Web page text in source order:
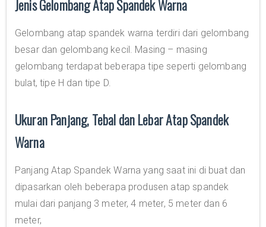
Jenis Gelombang Atap Spandek Warna
Gelombang atap spandek warna terdiri dari gelombang
besar dan gelombang kecil. Masing – masing
gelombang terdapat beberapa tipe seperti gelombang
bulat, tipe H dan tipe D.
Ukuran Panjang, Tebal dan Lebar Atap Spandek
Warna
Panjang Atap Spandek Warna yang saat ini di buat dan
dipasarkan oleh beberapa produsen atap spandek
mulai dari panjang 3 meter, 4 meter, 5 meter dan 6
meter,